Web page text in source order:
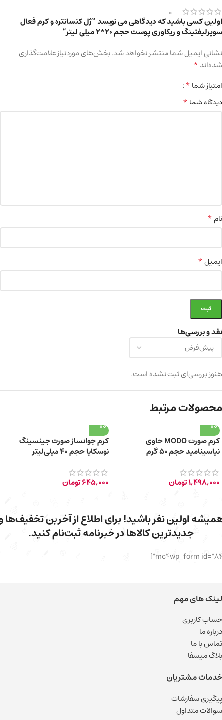
0
نقد و بررسی‌ها
هنوز بررسی‌ای ثبت نشده است.
اولین کسی باشید که دیدگاهی می نویسد “ژل کنسانتره و کرم فعال
سوپرلیفتینگ و ریکاوری پوست حجم 20*2 میلی لیتر”
نشانی ایمیل شما منتشر نخواهد شد.بخش‌های موردنیاز علامت‌گذاری
شده‌اند*
امتیاز شما*
دیدگاه شما*
نام*
ایمیل*
محصولات مرتبط
کرم صورت MODO حاوی
نیاسینامید حجم 50 گرم
1,498,000تومان
کرم جوانساز صورت جینسینگ
نوسکایا حجم 40 میلی‌لیتر
645,000تومان
اولین نفر باشید! برای اطلاع از آخرین تخفیف‌ها
جدیدترین کالاها در خبرنامه ثبت‌نام کنید.
لینک های مهم
حساب کاربری
درباره ما
تماس با ما
بلاگ میسفا
خدمات مشتریان
پیگیری سفارشات
سوالات متداول